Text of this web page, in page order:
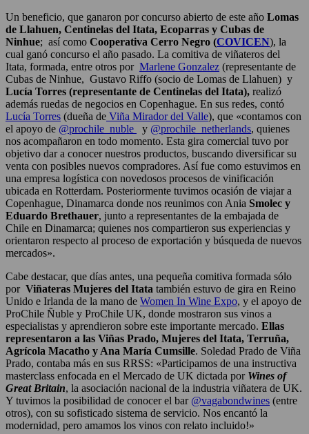
Un beneficio, que ganaron por concurso abierto de este año Lomas
de Llahuen, Centinelas del Itata, Ecoparras y Cubas de
Ninhue; así como Cooperativa Cerro Negro (COVICEN), la
cual ganó concurso el año pasado. La comitiva de viñateros del
Itata, formada, entre otros por Marlene Gonzalez (representante de
Cubas de Ninhue, Gustavo Riffo (socio de Lomas de Llahuen) y
Lucía Torres (representante de Centinelas del Itata), realizó
además ruedas de negocios en Copenhague. En sus redes, contó
Lucía Torres (dueña de Viña Mirador del Valle), que «contamos con
el apoyo de @prochile_nuble y @prochile_netherlands, quienes
nos acompañaron en todo momento. Esta gira comercial tuvo por
objetivo dar a conocer nuestros productos, buscando diversificar su
venta con posibles nuevos compradores. Así fue como estuvimos en
una empresa logística con novedosos procesos de vinificación
ubicada en Rotterdam. Posteriormente tuvimos ocasión de viajar a
Copenhague, Dinamarca donde nos reunimos con Ania Smolec y
Eduardo Brethauer, junto a representantes de la embajada de
Chile en Dinamarca; quienes nos compartieron sus experiencias y
orientaron respecto al proceso de exportación y búsqueda de nuevos
mercados».
Cabe destacar, que días antes, una pequeña comitiva formada sólo
por Viñateras Mujeres del Itata también estuvo de gira en Reino
Unido e Irlanda de la mano de Women In Wine Expo, y el apoyo de
ProChile Ñuble y ProChile UK, donde mostraron sus vinos a
especialistas y aprendieron sobre este importante mercado. Ellas
representaron a las Viñas Prado, Mujeres del Itata, Terruña,
Agrícola Macatho y Ana María Cumsille. Soledad Prado de Viña
Prado, contaba más en sus RRSS: «Participamos de una instructiva
masterclass enfocada en el Mercado de UK dictada por Wines of
Great Britain, la asociación nacional de la industria viñatera de UK.
Y tuvimos la posibilidad de conocer el bar @vagabondwines (entre
otros), con su sofisticado sistema de servicio. Nos encantó la
modernidad, pero amamos los vinos con relato incluido!»